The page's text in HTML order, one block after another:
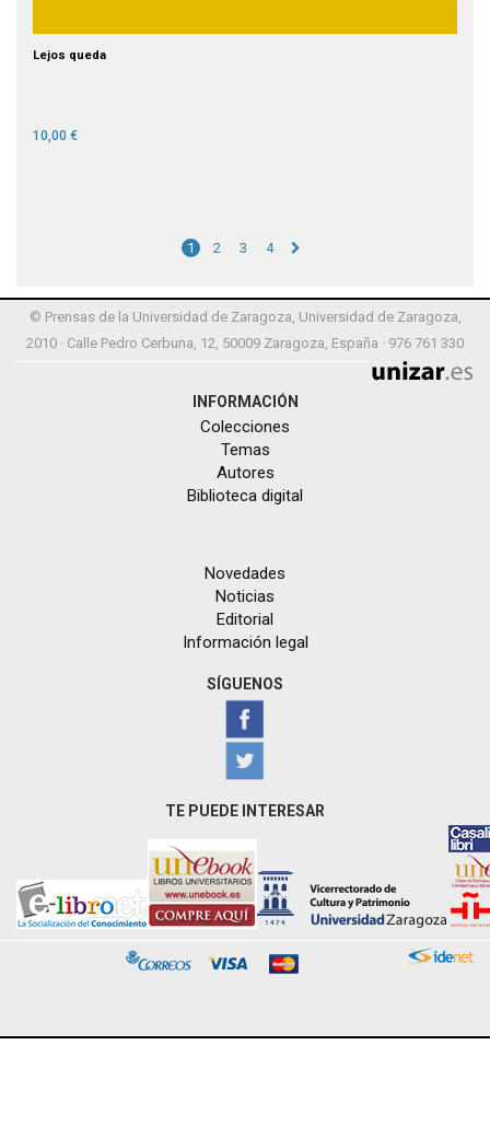
Lejos queda
10,00 €
1 2 3 4
© Prensas de la Universidad de Zaragoza, Universidad de Zaragoza,
2010 · Calle Pedro Cerbuna, 12, 50009 Zaragoza, España · 976 761 330
INFORMACIÓN
Colecciones
Temas
Autores
Biblioteca digital
Novedades
Noticias
Editorial
Información legal
SÍGUENOS
TE PUEDE INTERESAR